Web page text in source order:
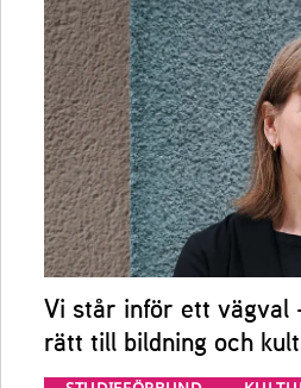
Vi står inför ett vägval
rätt till bildning och